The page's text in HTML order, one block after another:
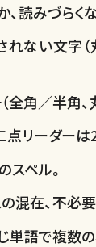
読みづらくな
ない文字
角／半角、
点リーダー
スペル。
混在、不必要
単語で複数